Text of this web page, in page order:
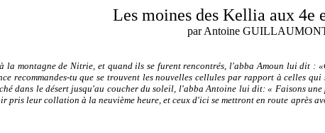
Les moines des Kellia aux 4e
par Antoine
montagne de Nitrie, et quand ils se furent rencontrés, l'abba Amoun lui dit :
recommandes-tu que se trouvent les nouvelles cellules par rapport à celles
dans le désert jusqu'au coucher du soleil, l'abba Antoine lui dit: « Faisons
leur collation à la neuvième heure, et ceux d'ici se mettront en route après